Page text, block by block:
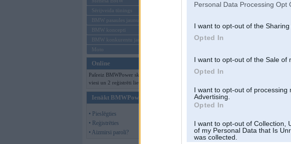
Personal Data Processing Opt
I want to opt-out of the
Opted In
I want to opt-out of the Sale of
Opted In
I want to opt-out of processing
Advertising.
Opted In
I want to opt-out of Collection,
of my Personal Data that Is
was collected.
Sērijveida tūnings
BMW pasaules jaunumi
BMW koncepti
BMW konkurentu jaunumi
Moto
Online
Pašreiz BMWPower skatās 231
viesi un 2 reģistrēti lietotāji.
Ienākt BMWPower
• Pieslēgties
• Reģistrēties
• Aizmirsi paroli?